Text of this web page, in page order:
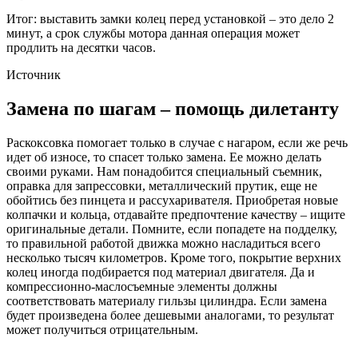
Итог: выставить замки колец перед установкой – это дело 2
минут, а срок службы мотора данная операция может
продлить на десятки часов.
Источник
Замена по шагам – помощь дилетанту
Раскоксовка помогает только в случае с нагаром, если же речь
идет об износе, то спасет только замена. Ее можно делать
своими руками. Нам понадобится специальный съемник,
оправка для запрессовки, металлический прутик, еще не
обойтись без пинцета и рассухаривателя. Приобретая новые
колпачки и кольца, отдавайте предпочтение качеству – ищите
оригинальные детали. Помните, если попадете на подделку,
то правильной работой движка можно насладиться всего
несколько тысяч километров. Кроме того, покрытие верхних
колец иногда подбирается под материал двигателя. Да и
компрессионно-маслосъемные элементы должны
соответствовать материалу гильзы цилиндра. Если замена
будет произведена более дешевыми аналогами, то результат
может получиться отрицательным.